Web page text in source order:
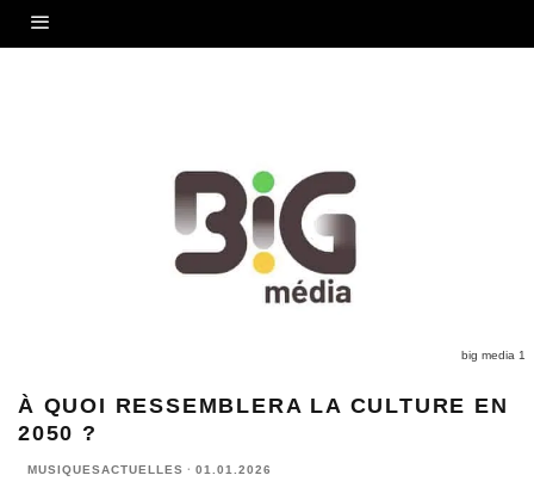
big media 1
À QUOI RESSEMBLERA LA CULTURE EN
2050 ?
MUSIQUESACTUELLES · 01.01.2026